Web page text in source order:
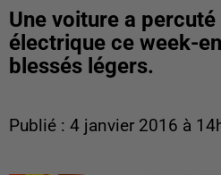
Une voiture a
électrique ce week-
blessés légers.
Publié : 4 janvier 2016 à